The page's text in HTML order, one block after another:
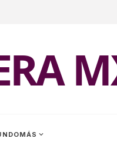
MÁS expand_more